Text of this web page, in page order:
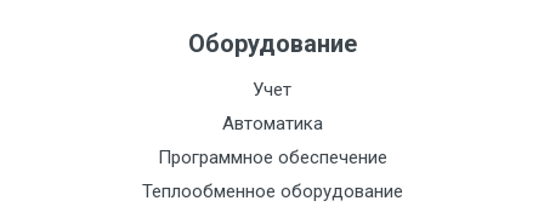
Оборудование
Учет
Автоматика
Программное обеспечение
Теплообменное оборудование